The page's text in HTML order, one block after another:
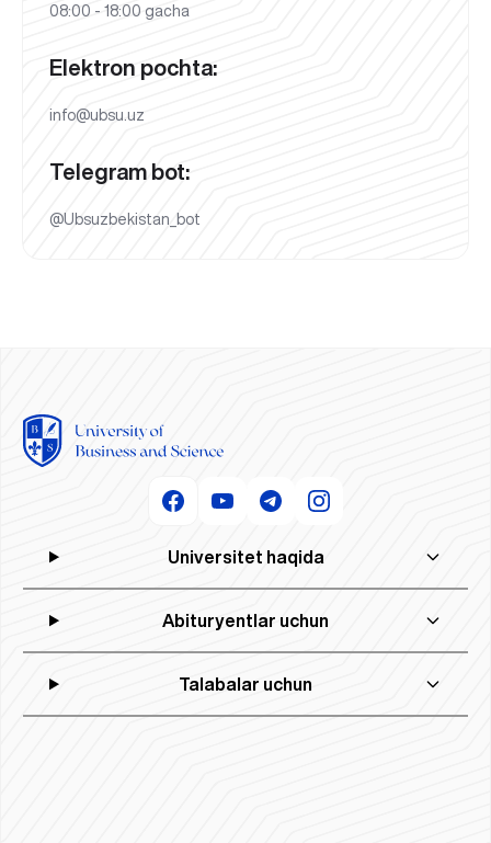
08:00 - 18:00 gacha
Elektron pochta:
info@ubsu.uz
Telegram bot:
@Ubsuzbekistan_bot
Universitet haqida
Abituryentlar uchun
Talabalar uchun